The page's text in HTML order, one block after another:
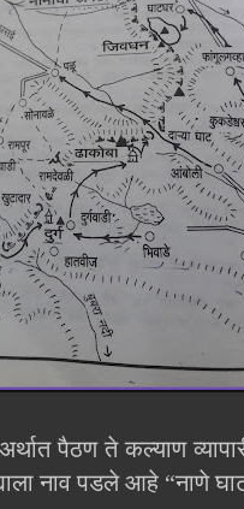
पैठण ते कल्याण
नाव पडले आहे “नाणे